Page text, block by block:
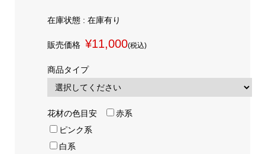
在庫状態 : 在庫有り
販売価格 ¥11,000(税込)
商品タイプ
花材の色目安
赤系
ピンク系
白系